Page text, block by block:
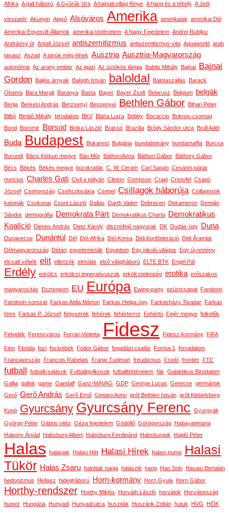
Afrika A gall háború A Gyűrűk Ura A hajnalcsillag fénye A hang és a téboly A Jedi
visszatér Akunyin Algyő Alsóváros Amerika amerikaiak amerikai Dél
Amerikai Egyesült Államok amerikai történelem A Nagy Fejedelem Andrej Rubljov
Andrássy út Antall József antiszemitizmus antiszemitizmus-vita Aquaworld arab
tavasz Aszad A tanúk még élnek Ausztria Ausztria-Magyarország
autonómia Az arany ember Az igazi Az üstökös lángja Babits Mihály Bajnai Bajnai
Gordon
Baljós árnyak Balogh István baloldal Balotaszállás
Barack
Obama
Bara Margit Baranya Basta Bayer Bayer Zsolt Belarusz Belgium belgák
Berija Berkesi András Berzsenyi Bessenyei Bethlen Gábor
Bihari Péter
Bilbó
Bimbó Mihály birodalom BKV Blaha Lujza Bobby Bocaccio
Bokros-csomag
Bond
Boromir Borsod Botka László Brassó Brazília Bródy Sándor utca Brüll Adél
Buda Budapest Bukarest Bulgária bundabotrány bundamaffia Burcsa
Burundi Bács-Kiskun megye Bán Mór Báthori Anna Báthori Gábor
Báthory Gábor
Bécs
Békés Békés megye bürokraták C. W. Ceram Carl Sagan Cesarini pápai
nuncius Charles Gati Civil a pályán Clinton Compson Craig Cristofel
Csapó
József Csehország Csehszlovákia Csepel Csillagok háborúja Csillagosok
katonák Csokonai Csont László Dallas Darth Vader Debrecen Dekameron
Demján
Sándor demográfia Demokrata Párt Demokratikus Charta
Demokratikus
Koalíció
Dienes András Dietz Károly disznófejű nagyurak DK Dudás-ügy Duna
Dunavecse Dunántúl Dél Dél-Afrika Dél-Korea Déli Konföderáció
Déli Áramlat
Délmagyarország
Détári egyetemisták Egyiptom Egy pikoló világos
Egy új remény
elcsalt vébék elit ellenzék elmúlás első világháború ELTE BTK Engel Pál
Erdély erkölcs erkölcsi imperatívuszok erkölcstelenség erotika erőszakos
magyarosítás Esztergom EU Európa Ewing-party ezüstcsapat Fandorin
Fandorin-sorozat Farkas Attila Márton Farkas Helga-ügy Farkasházy Tivadar
Farkas
Imre
Farkas P. József fegyverek fehérek fehérterror Fehértó Fejér megye felkelők
Felvidék Ferencváros Ferrari Violetta Fidesz Fidesz-kormány FIFA
Finn Florida foci focivébék Fodor Gábor fogadási csalás Forma-1
forradalom
Franciaország
Francois Rabelais Franjo Tudjman freudizmus Frodó frontier FTC
futball futballcsalások Futballgyilkosok futballtörténelem fák Galaktikus Birodalom
Gallia gallok game Gandalf Ganz-MÁVAG GDP George Lucas Gerecse germánok
Gerő Gerő András Gerő Ernő Gintaro Aono gróf Bethlen István gróf Klebelsberg
Kunó Gyurcsány Gyurcsány Ferenc Gyurgyák
György Péter Gábris vitéz Géza fejedelem Gödöllő Görögország
Habayarimana
Habony Árpád
Habsburg Albert Habsburg Ferdinánd Habsburgok Hajdú Péter
Halas halasiak Halasi Hét Halasi Hírek halasi puma
Halasi
Tükör Halas Zsaru halottak napja halászlé hang Han Solo
Havasi Bertalan
hedonizmus
Hellasz hidegháború Horn-kormány Horn Gyula Horn Gábor
Horthy-rendszer Horthy Miklós Horváth László horvátok
Horvátország
humor
Hungária Hunyadi Hunyadi utca husziták Huszárik Zoltán hutuk HVG
HÖK